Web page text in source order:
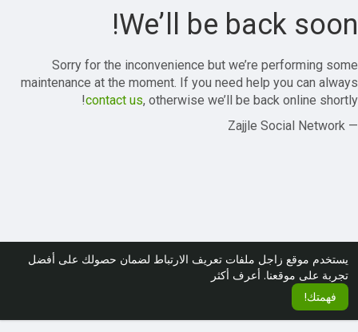
يستخدم موقع زاجل ملفات تعريف الارتباط لضمان حصولك على أفضل
تجربة على موقعنا. أعرف أكثر
فهمتك!
We’ll be back soon!
Sorry for the inconvenience but we’re performing some
maintenance at the moment. If you need help you can always
contact us, otherwise we’ll be back online shortly!
— Zajjle Social Network